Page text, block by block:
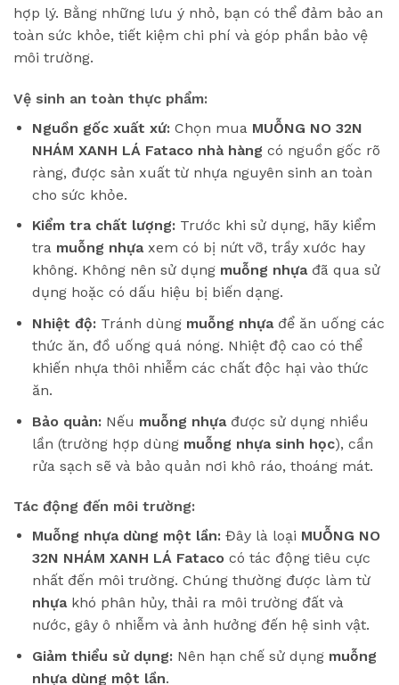
hợp lý. Bằng những lưu ý nhỏ, bạn có thể đảm bảo an
toàn sức khỏe, tiết kiệm chi phí và góp phần bảo vệ
môi trường.
Vệ sinh an toàn thực phẩm:
Nguồn gốc xuất xứ:Chọn mua MUỖNG NO 32N
NHÁM XANH LÁ Fataconhà hàng có nguồn gốc rõ
ràng, được sản xuất từ nhựa nguyên sinh an toàn
cho sức khỏe.
Kiểm tra chất lượng:Trước khi sử dụng, hãy kiểm
tra muỗng nhựaxem có bị nứt vỡ, trầy xước hay
không. Không nên sử dụng muỗng nhựađã qua sử
dụng hoặc có dấu hiệu bị biến dạng.
Nhiệt độ:Tránh dùng muỗng nhựađể ăn uống các
thức ăn, đồ uống quá nóng. Nhiệt độ cao có thể
khiến nhựa thôi nhiễm các chất độc hại vào thức
ăn.
Bảo quản:Nếu muỗng nhựađược sử dụng nhiều
lần (trường hợp dùng muỗng nhựa sinh học), cần
rửa sạch sẽ và bảo quản nơi khô ráo, thoáng mát.
Tác động đến môi trường:
Muỗng nhựa dùng một lần:Đây là loại MUỖNG NO
32N NHÁM XANH LÁ Fatacocó tác động tiêu cực
nhất đến môi trường. Chúng thường được làm từ
nhựakhó phân hủy, thải ra môi trường đất và
nước, gây ô nhiễm và ảnh hưởng đến hệ sinh vật.
Giảm thiểu sử dụng:Nên hạn chế sử dụng muỗng
nhựa dùng một lần.